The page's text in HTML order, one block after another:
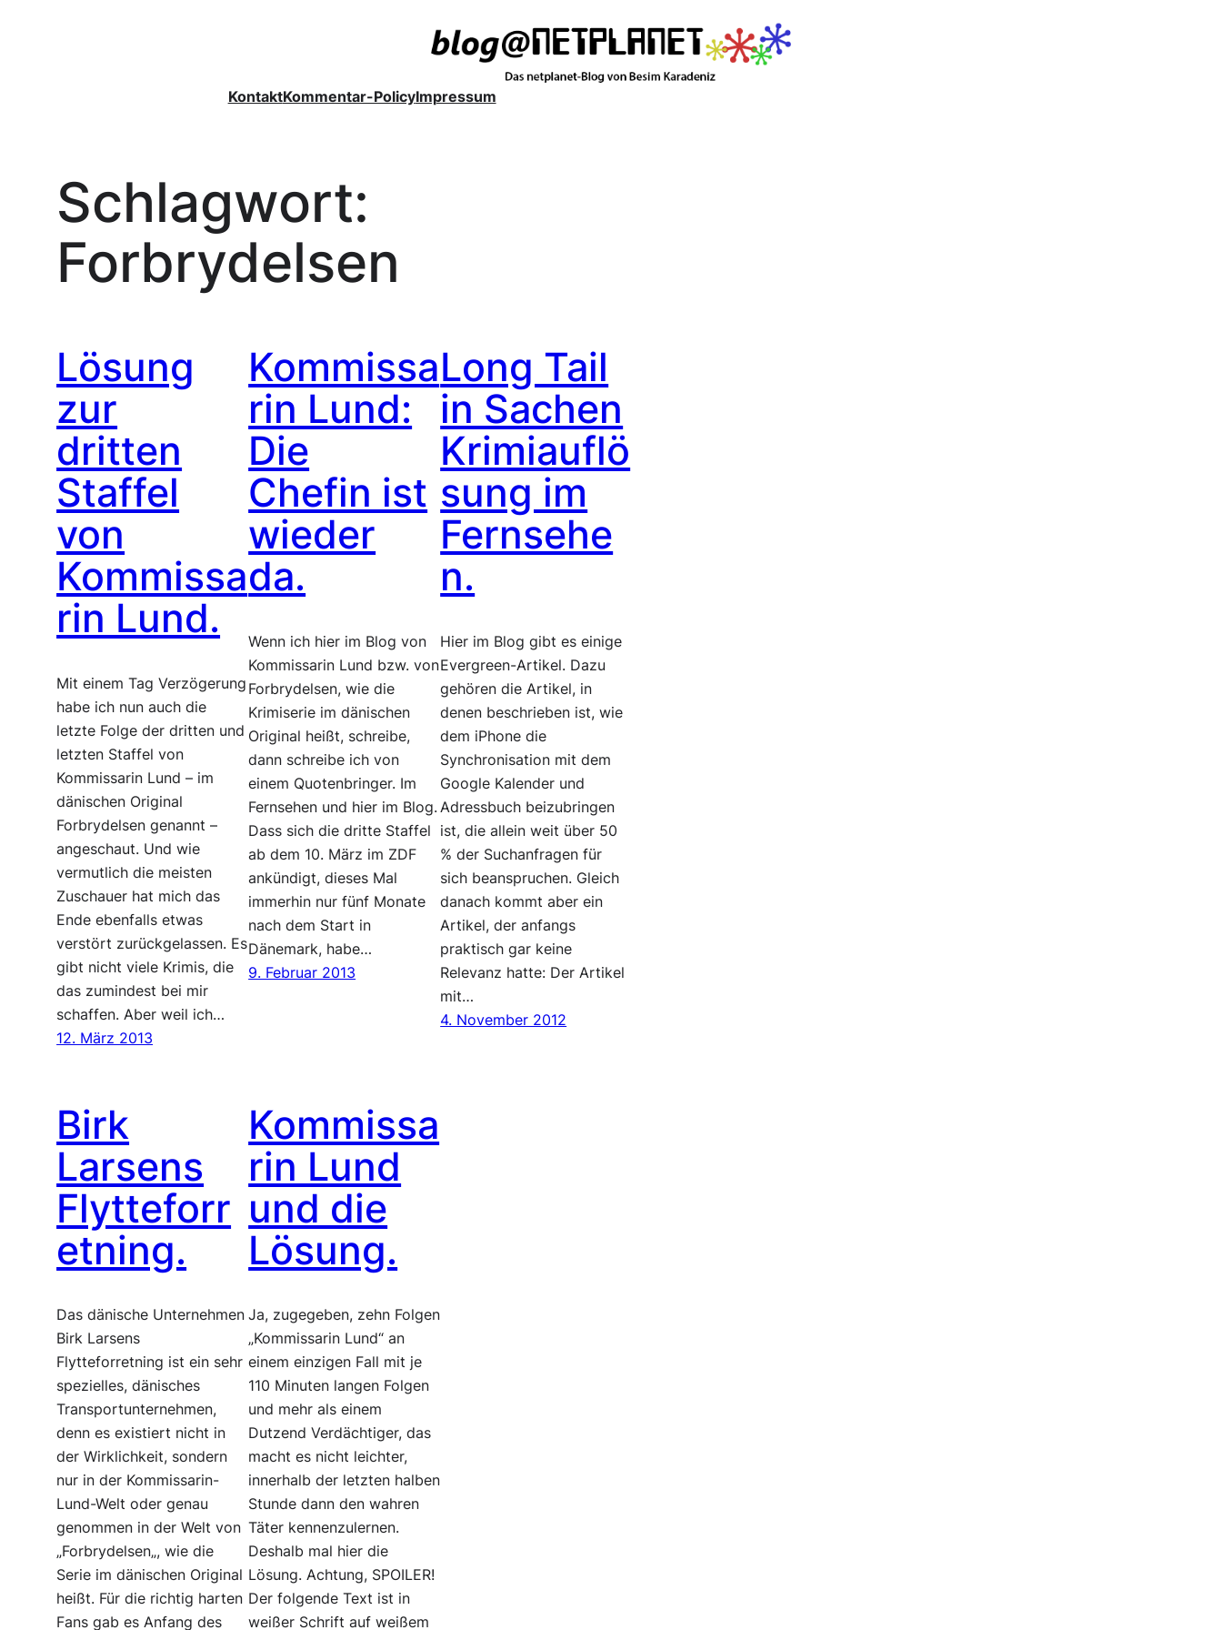
KontaktKommentar-PolicyImpressum
Schlagwort:
Forbrydelsen
Lösung
zur
dritten
Staffel
von
Kommissa
rin Lund.
Mit einem Tag Verzögerung
habe ich nun auch die
letzte Folge der dritten und
letzten Staffel von
Kommissarin Lund – im
dänischen Original
Forbrydelsen genannt –
angeschaut. Und wie
vermutlich die meisten
Zuschauer hat mich das
Ende ebenfalls etwas
verstört zurückgelassen. Es
gibt nicht viele Krimis, die
das zumindest bei mir
schaffen. Aber weil ich…
12. März 2013
Kommissa
rin Lund:
Die
Chefin ist
wieder
da.
Wenn ich hier im Blog von
Kommissarin Lund bzw. von
Forbrydelsen, wie die
Krimiserie im dänischen
Original heißt, schreibe,
dann schreibe ich von
einem Quotenbringer. Im
Fernsehen und hier im Blog.
Dass sich die dritte Staffel
ab dem 10. März im ZDF
ankündigt, dieses Mal
immerhin nur fünf Monate
nach dem Start in
Dänemark, habe…
9. Februar 2013
Long Tail
in Sachen
Krimiauflö
sung im
Fernsehe
n.
Hier im Blog gibt es einige
Evergreen-Artikel. Dazu
gehören die Artikel, in
denen beschrieben ist, wie
dem iPhone die
Synchronisation mit dem
Google Kalender und
Adressbuch beizubringen
ist, die allein weit über 50
% der Suchanfragen für
sich beanspruchen. Gleich
danach kommt aber ein
Artikel, der anfangs
praktisch gar keine
Relevanz hatte: Der Artikel
mit…
4. November 2012
Birk
Larsens
Flytteforr
etning.
Das dänische Unternehmen
Birk Larsens
Flytteforretning ist ein sehr
spezielles, dänisches
Transportunternehmen,
denn es existiert nicht in
der Wirklichkeit, sondern
nur in der Kommissarin-
Lund-Welt oder genau
genommen in der Welt von
„Forbrydelsen„, wie die
Serie im dänischen Original
heißt. Für die richtig harten
Fans gab es Anfang des
Kommissa
rin Lund
und die
Lösung.
Ja, zugegeben, zehn Folgen
„Kommissarin Lund“ an
einem einzigen Fall mit je
110 Minuten langen Folgen
und mehr als einem
Dutzend Verdächtiger, das
macht es nicht leichter,
innerhalb der letzten halben
Stunde dann den wahren
Täter kennenzulernen.
Deshalb mal hier die
Lösung. Achtung, SPOILER!
Der folgende Text ist in
weißer Schrift auf weißem